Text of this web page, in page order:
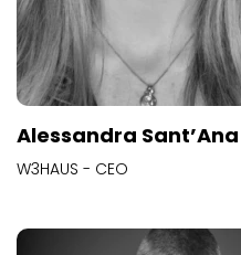
Alessandra Sant’Ana
W3HAUS - CEO